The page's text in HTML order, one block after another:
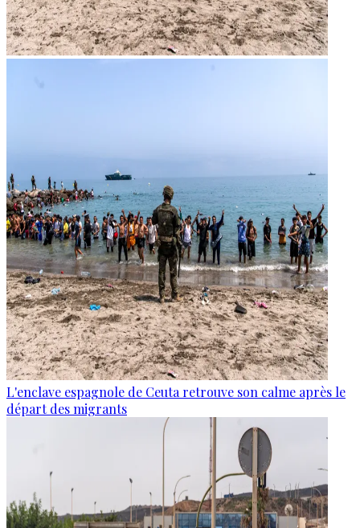
L'enclave espagnole de Ceuta retrouve son calme après le
départ des migrants